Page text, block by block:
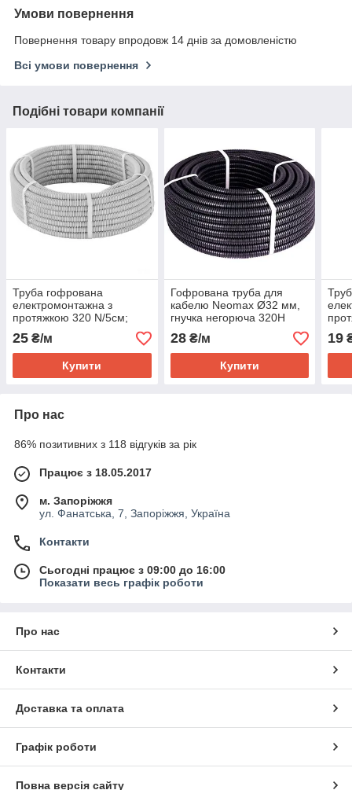
Умови повернення
Повернення товару впродовж 14 днів за домовленістю
Всі умови повернення
Подібні товари компанії
Труба гофрована
електромонтажна з
протяжкою 320 N/5см;
Ø25мм; ПВХ; світло-сіра;
Бухта 50 м
25 ₴/м
Купити
Гофрована труба для
кабелю Neomax Ø32 мм,
гнучка негорюча 320H
чорна
28₴/м
Купити
19
Про нас
86% позитивних з 118 відгуків за рік
Працює з 18.05.2017
м. Запоріжжя
ул. Фанатська, 7, Запоріжжя, Україна
Контакти
Сьогодні працює з 09:00 до 16:00
Показати весь графік роботи
Про нас
Контакти
Доставка та оплата
Графік роботи
Повна версія сайту